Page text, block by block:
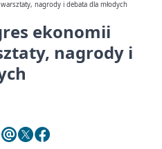
nagrody i debata dla młodych
ekonomii
nagrody i